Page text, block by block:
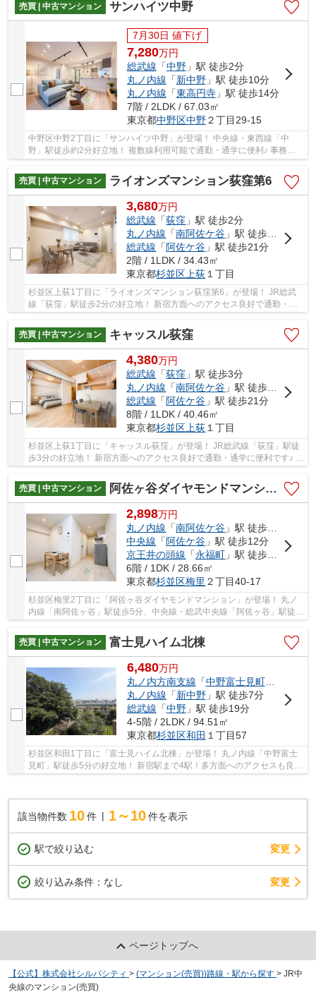
売買 | 中古マンション
サンハイツ中野
7月30日 値下げ
7,280万円
総武線 「中野」駅 徒歩2分
丸ノ内線 「新中野」駅 徒歩10分
丸ノ内線 「東高円寺」駅 徒歩14分
7階 / 2LDK / 67.03㎡
東京都中野区中野２丁目29-15
中野区中野2丁目に「サンハイツ中野」が登場！ 中央線・東西線「中
野」駅徒歩約2分好立地！ 複数線利用可能で通勤・通学に便利♪ 事務所
利用可能♪大規模修繕工事済み！ 南東角部屋で日...
売買 | 中古マンション
ライオンズマンション荻窪第6
3,680万円
総武線 「荻窪 」駅 徒歩2分
丸ノ内線 「南阿佐ケ谷 」駅 徒歩22分
総武線 「 阿佐ケ谷 」駅 徒歩21分
2階 / 1LDK / 34.43㎡
東京都杉並区上荻１丁目
杉並区上荻1丁目に「ライオンズマンション荻窪第6」が登場！ JR総武
線「荻窪」駅徒歩2分の好立地！ 新宿方面へのアクセス良好で通勤・通
売買 | 中古マンション
キャッスル荻窪
4,380万円
総武線 「荻窪 」駅 徒歩3分
丸ノ内線 「南阿佐ケ谷 」駅 徒歩23分
総武線 「 阿佐ケ谷 」駅 徒歩21分
8階 / 1LDK / 40.46㎡
東京都杉並区 上荻 １丁目
杉並区上荻1丁目に「キャッスル荻窪」が登場！ JR総武線「荻窪」駅徒
歩3分の好立地！ 新宿方面へのアクセス良好で通勤・通学に便利です♪ 南
売買 | 中古マンション
阿佐ヶ谷ダイヤモンドマンション
2,898万円
丸ノ内線 「南阿佐ケ谷 」駅 徒歩5分
中央線 「 阿佐ケ谷 」駅 徒歩12分
京王井の頭線 「永福町 」駅 徒歩34分
6階 / 1DK / 28.66㎡
東京都杉並区梅里 ２丁目40-17
杉並区梅里2丁目に「阿佐ヶ谷ダイヤモンドマンション」が登場！ 丸ノ
内線「南阿佐ヶ谷」駅徒歩5分、中央線・総武中央線「阿佐ヶ谷」駅徒歩
売買 | 中古マンション
富士見ハイム北棟
6,480万円
丸ノ内方南支線 「中野富士見町」駅 徒歩5
丸ノ内線 「新中野」駅 徒歩7分
総武線 「中野」駅 徒歩19分
4-5階 / 2LDK / 94.51㎡
東京都杉並区和田 １丁目57
杉並区和田1丁目に「富士見ハイム北棟」が登場！ 丸ノ内線「中野富士
見町」駅徒歩5分の好立地！ 新宿駅まで4駅！多方面へのアクセスも良好
♪ 周辺商業施設も充実♪ 南東向き住戸で日当た...
該当物件数 10件 1～10 件を表示
駅で絞り込む 変更
絞り込み条件： なし 変更
ページトップへ
【公式】株式会社シルバシティ > (マンション(売買))路線・駅から探す > JR中
央線のマンション(売買)